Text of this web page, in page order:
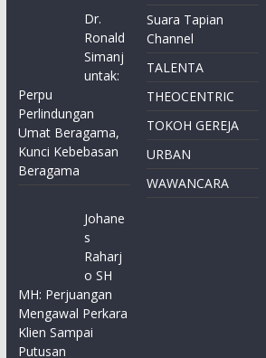
Dr.
Ronald
Simanj
untak:
Perpu
Perlindungan
Umat Beragama,
Kunci Kebebasan
Beragama
Johane
s
Raharj
o SH
MH: Perjuangan
Mengawal Perkara
Klien Sampai
Putusan
Suara Tapian
Channel
TALENTA
THEOCENTRIC
TOKOH GEREJA
URBAN
WAWANCARA